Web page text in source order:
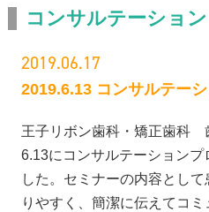
コンサルテーション
2019.06.17
2019.6.13 コンサルテー
王子リボン歯科・矯正歯科
6.13にコンサルテーションプ
した。セミナーの内容とし
りやすく、簡潔に伝えてコ